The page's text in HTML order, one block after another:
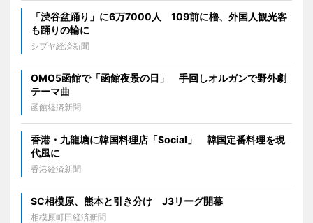
「渋谷盆踊り」に6万7000人 109前に櫓、外国人観光客
も踊りの輪に
シブヤ経済新聞
OMO5函館で「函館夜景の日」 手回しオルガンで野外劇
テーマ曲
函館経済新聞
香港・九龍塘に韓国料理店「Social」 韓国定番料理を現
代風に
香港経済新聞
SC相模原、熊本と引き分け J3リーグ開幕
相模原町田経済新聞